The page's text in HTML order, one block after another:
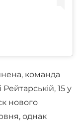
команда
15 у
нового
однак